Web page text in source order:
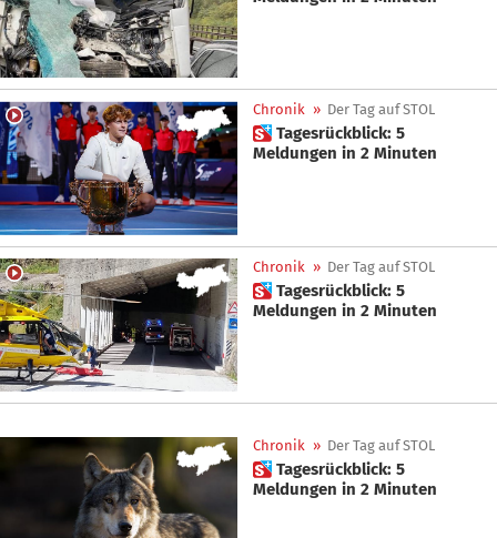
Chronik » Der Tag auf STOL
 Tagesrückblick: 5
Meldungen in 2 Minuten
Chronik » Der Tag auf STOL
 Tagesrückblick: 5
Meldungen in 2 Minuten
Chronik » Der Tag auf STOL
 Tagesrückblick: 5
Meldungen in 2 Minuten